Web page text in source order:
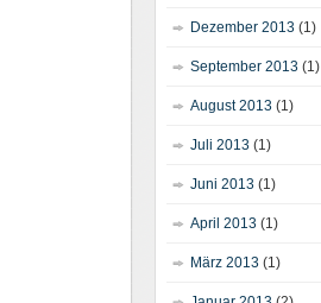
Dezember 2013 (1)
September 2013 (1)
August 2013 (1)
Juli 2013 (1)
Juni 2013 (1)
April 2013 (1)
März 2013 (1)